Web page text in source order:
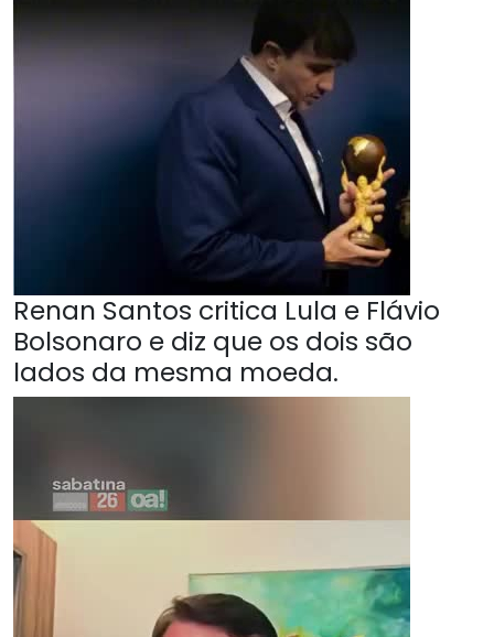
Renan Santos critica Lula e Flávio
Bolsonaro e diz que os dois são
lados da mesma moeda.